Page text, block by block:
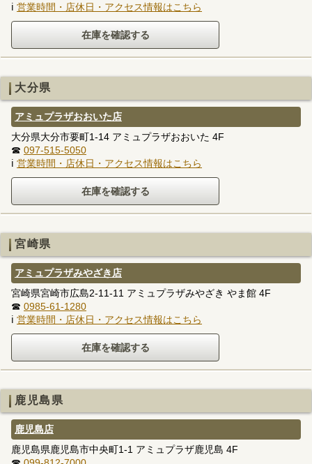
ℹ 営業時間・店休日・アクセス情報はこちら
大分県
アミュプラザおおいた店
大分県大分市要町1-14 アミュプラザおおいた 4F
☎ 097-515-5050
ℹ 営業時間・店休日・アクセス情報はこちら
宮崎県
アミュプラザみやざき店
宮崎県宮崎市広島2-11-11 アミュプラザみやざき やま館 4F
☎ 0985-61-1280
ℹ 営業時間・店休日・アクセス情報はこちら
鹿児島県
鹿児島店
鹿児島県鹿児島市中央町1-1 アミュプラザ鹿児島 4F